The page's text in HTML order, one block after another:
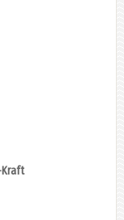
Kraft